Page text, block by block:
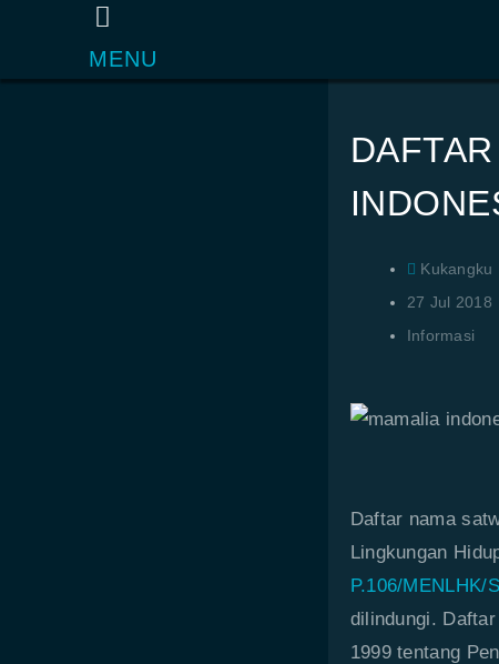
MENU
Kukangku
27 Jul 2018
Informasi
Daftar nama
Lingkungan
P.106/MENLHK/
dilindungi.
1999 tentang